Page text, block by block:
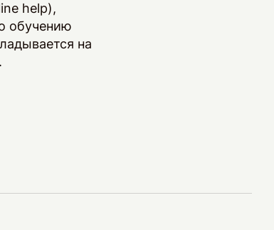
help),
обучению
на